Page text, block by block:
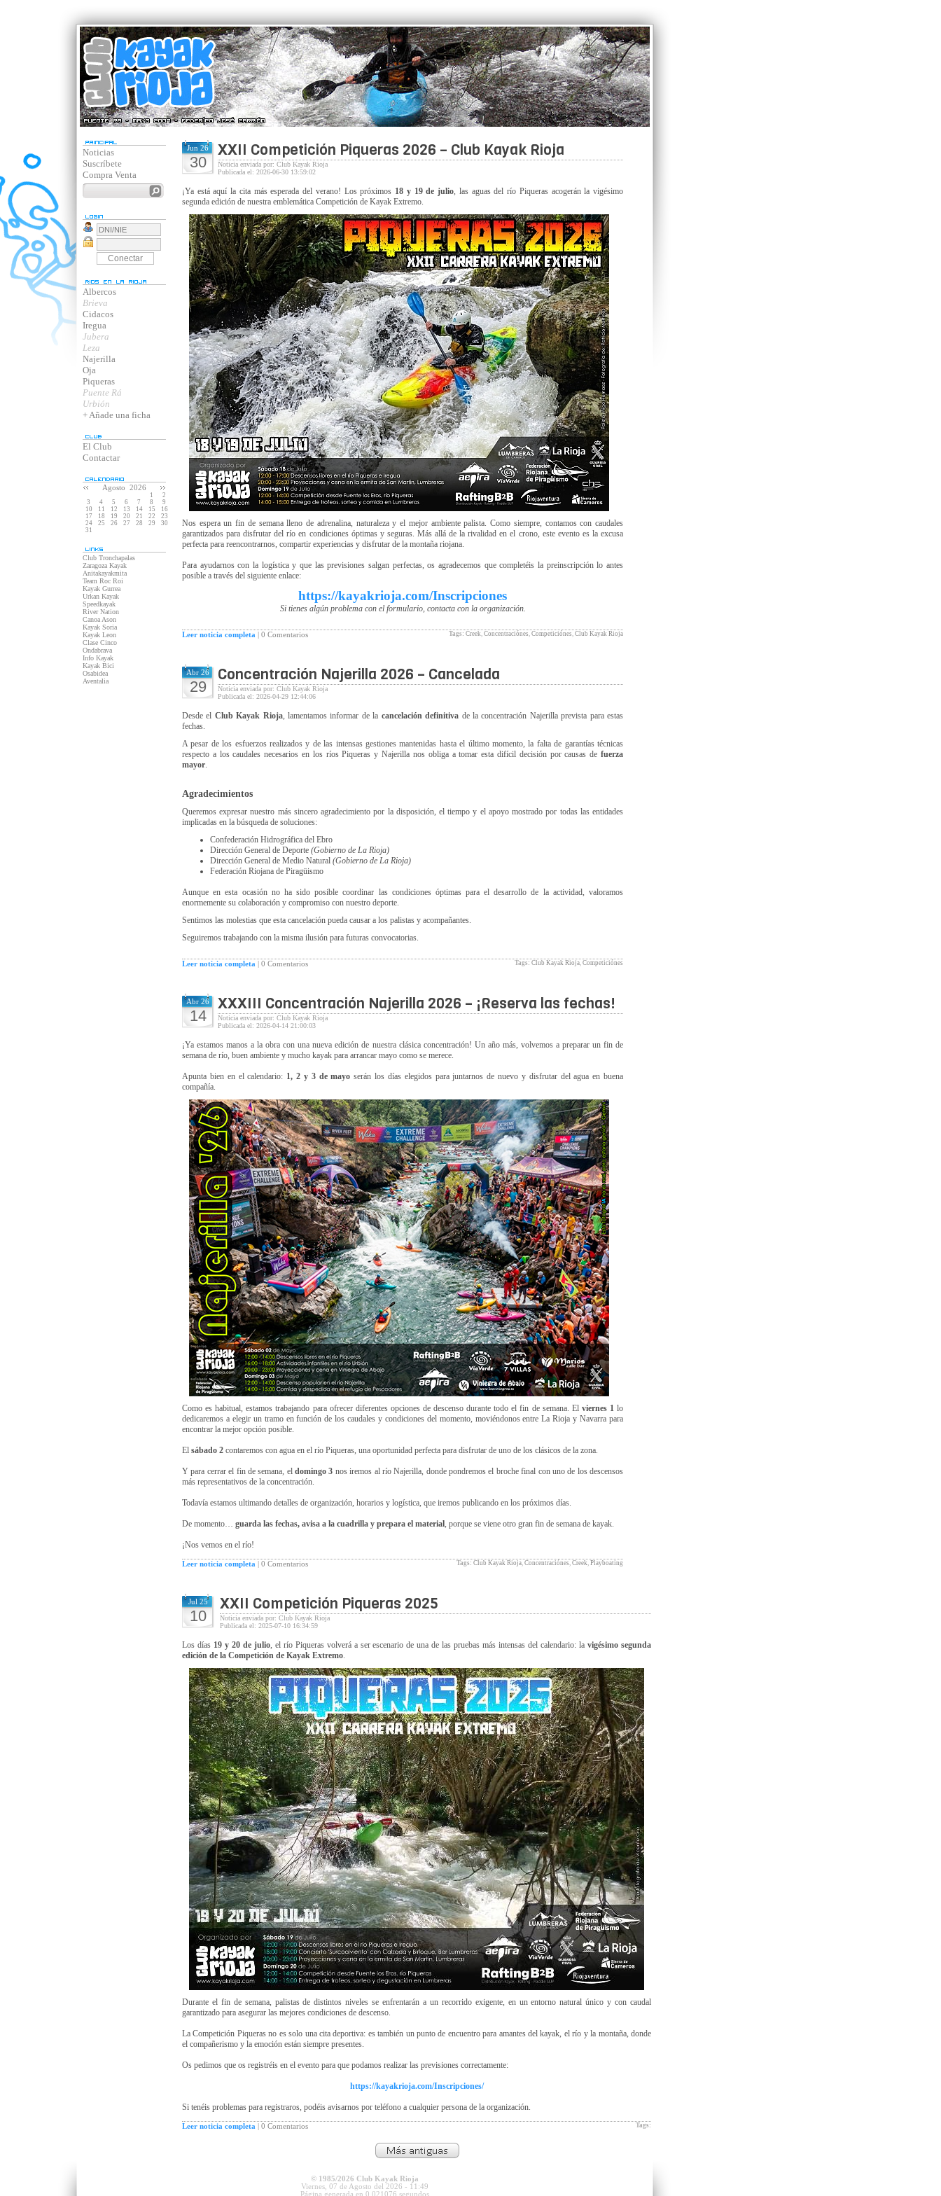
Noticias
Suscríbete
Compra Venta
Albercos
Brieva
Cidacos
Iregua
Jubera
Leza
Najerilla
Oja
Piqueras
Puente Rá
Urbión
+ Añade una ficha
El Club
Contactar
Agosto 2026
1
2
3
4 5 6 7 8
9
10
11 12 13 14 15
16
17
18 19 20 21 22
23
24
25 26 27 28 29
30
31
Club Tronchapalas
Zaragoza Kayak
Anitakayakmita
Team Roc Roi
Kayak Gurrea
Urkan Kayak
Speedkayak
River Nation
Canoa Ason
Kayak Soria
Kayak Leon
Clase Cinco
Ondabrava
Info Kayak
Kayak Bici
Osabidea
Aventalia
Jun 26
30
XXII Competición Piqueras 2026 – Club Kayak Rioja
Noticia enviada por: Club Kayak Rioja
Publicada el: 2026-06-30 13:59:02
¡Ya está aquí la cita más esperada del verano! Los próximos 18 y 19 de julio, las aguas del río Piqueras acogerán la vigésimo
segunda edición de nuestra emblemática Competición de Kayak Extremo.
Nos espera un fin de semana lleno de adrenalina, naturaleza y el mejor ambiente palista. Como siempre, contamos con caudales
garantizados para disfrutar del río en condiciones óptimas y seguras. Más allá de la rivalidad en el crono, este evento es la excusa
perfecta para reencontrarnos, compartir experiencias y disfrutar de la montaña riojana.
Para ayudarnos con la logística y que las previsiones salgan perfectas, os agradecemos que completéis la preinscripción lo antes
posible a través del siguiente enlace:
https://kayakrioja.com/Inscripciones
Si tienes algún problema con el formulario, contacta con la organización.
Leer noticia completa | 0 Comentarios Tags: Creek, Concentraciónes, Competiciónes, Club Kayak Rioja
Abr 26
29
Concentración Najerilla 2026 – Cancelada
Noticia enviada por: Club Kayak Rioja
Publicada el: 2026-04-29 12:44:06
Desde el Club Kayak Rioja, lamentamos informar de la cancelación definitiva de la concentración Najerilla prevista para estas
fechas.
A pesar de los esfuerzos realizados y de las intensas gestiones mantenidas hasta el último momento, la falta de garantías técnicas
respecto a los caudales necesarios en los ríos Piqueras y Najerilla nos obliga a tomar esta difícil decisión por causas de fuerza
mayor.
Agradecimientos
Queremos expresar nuestro más sincero agradecimiento por la disposición, el tiempo y el apoyo mostrado por todas las entidades
implicadas en la búsqueda de soluciones:
Confederación Hidrográfica del Ebro
Dirección General de Deporte (Gobierno de La Rioja)
Dirección General de Medio Natural (Gobierno de La Rioja)
Federación Riojana de Piragüismo
Aunque en esta ocasión no ha sido posible coordinar las condiciones óptimas para el desarrollo de la actividad, valoramos
enormemente su colaboración y compromiso con nuestro deporte.
Sentimos las molestias que esta cancelación pueda causar a los palistas y acompañantes.
Seguiremos trabajando con la misma ilusión para futuras convocatorias.
Leer noticia completa | 0 Comentarios Tags: Club Kayak Rioja, Competiciónes
Abr 26
14
XXXIII Concentración Najerilla 2026 – ¡Reserva las fechas!
Noticia enviada por: Club Kayak Rioja
Publicada el: 2026-04-14 21:00:03
¡Ya estamos manos a la obra con una nueva edición de nuestra clásica concentración! Un año más, volvemos a preparar un fin de
semana de río, buen ambiente y mucho kayak para arrancar mayo como se merece.
Apunta bien en el calendario: 1, 2 y 3 de mayo serán los días elegidos para juntarnos de nuevo y disfrutar del agua en buena
compañía.
Como es habitual, estamos trabajando para ofrecer diferentes opciones de descenso durante todo el fin de semana. El viernes 1lo
dedicaremos a elegir un tramo en función de los caudales y condiciones del momento, moviéndonos entre La Rioja y Navarra para
encontrar la mejor opción posible.
El sábado 2 contaremos con agua en el río Piqueras, una oportunidad perfecta para disfrutar de uno de los clásicos de la zona.
Y para cerrar el fin de semana, el domingo 3 nos iremos al río Najerilla, donde pondremos el broche final con uno de los descensos
más representativos de la concentración.
Todavía estamos ultimando detalles de organización, horarios y logística, que iremos publicando en los próximos días.
De momento… guarda las fechas, avisa a la cuadrilla y prepara el material, porque se viene otro gran fin de semana de kayak.
¡Nos vemos en el río!
Leer noticia completa | 0 Comentarios Tags: Club Kayak Rioja, Concentraciónes, Creek, Playboating
Jul 25
10
XXII Competición Piqueras 2025
Noticia enviada por: Club Kayak Rioja
Publicada el: 2025-07-10 16:34:59
Los días 19 y 20 de julio, el río Piqueras volverá a ser escenario de una de las pruebas más intensas del calendario: lavigésimo segunda
edición de la Competición de Kayak Extremo.
Durante el fin de semana, palistas de distintos niveles se enfrentarán a un recorrido exigente, en un entorno natural único y con caudal
garantizado para asegurar las mejores condiciones de descenso.
La Competición Piqueras no es solo una cita deportiva: es también un punto de encuentro para amantes del kayak, el río y la montaña, donde
el compañerismo y la emoción están siempre presentes.
Os pedimos que os registréis en el evento para que podamos realizar las previsiones correctamente:
https://kayakrioja.com/Inscripciones/
Si tenéis problemas para registraros, podéis avisarnos por teléfono a cualquier persona de la organización.
Leer noticia completa | 0 Comentarios Tags:
© 1985/2026 Club Kayak Rioja
Viernes, 07 de Agosto del 2026 - 11:49
Página generada en 0.021076 segundos